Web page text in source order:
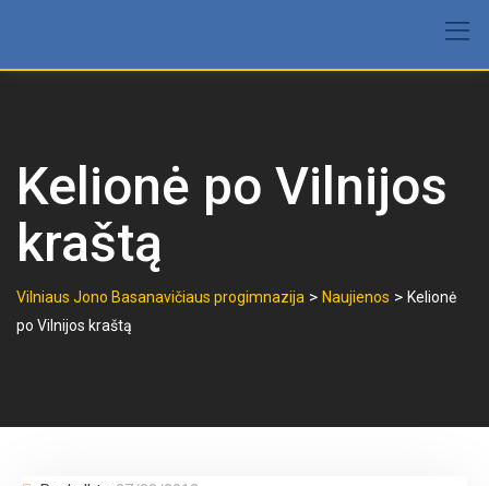
content
Kelionė po Vilnijos
kraštą
Vilniaus Jono Basanavičiaus progimnazija > Naujienos > Kelionė
po Vilnijos kraštą